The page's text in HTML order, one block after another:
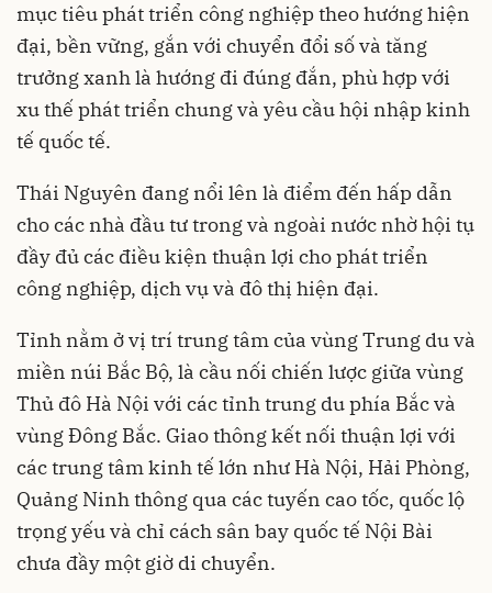
mục tiêu phát triển công nghiệp theo hướng hiện
đại, bền vững, gắn với chuyển đổi số và tăng
trưởng xanh là hướng đi đúng đắn, phù hợp với
xu thế phát triển chung và yêu cầu hội nhập kinh
tế quốc tế.
Thái Nguyên đang nổi lên là điểm đến hấp dẫn
cho các nhà đầu tư trong và ngoài nước nhờ hội tụ
đầy đủ các điều kiện thuận lợi cho phát triển
công nghiệp, dịch vụ và đô thị hiện đại.
Tỉnh nằm ở vị trí trung tâm của vùng Trung du và
miền núi Bắc Bộ, là cầu nối chiến lược giữa vùng
Thủ đô Hà Nội với các tỉnh trung du phía Bắc và
vùng Đông Bắc. Giao thông kết nối thuận lợi với
các trung tâm kinh tế lớn như Hà Nội, Hải Phòng,
Quảng Ninh thông qua các tuyến cao tốc, quốc lộ
trọng yếu và chỉ cách sân bay quốc tế Nội Bài
chưa đầy một giờ di chuyển.